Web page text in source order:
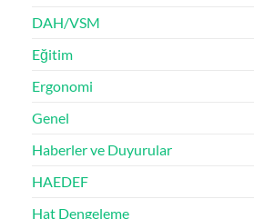
DAH/VSM
Eğitim
Ergonomi
Genel
Haberler ve Duyurular
HAEDEF
Hat Dengeleme